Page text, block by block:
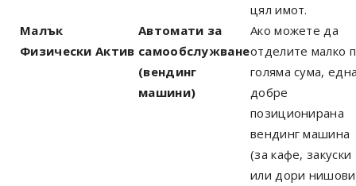
цял имот.
Малък
Физически Актив
Автомати за
самообслужване
(вендинг
машини)
Ако можете да
отделите малко
голяма сума,
добре
позиционирана
вендинг машина
(за кафе, закуски
или дори нишови